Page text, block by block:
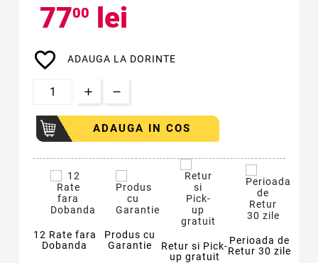
7700 lei
favorite_border ADAUGA LA DORINTE
ADAUGA IN COS
12 Rate fara
Dobanda
Produs cu
Garantie
Retur si Pick-
up gratuit
Perioada de
Retur 30 zile